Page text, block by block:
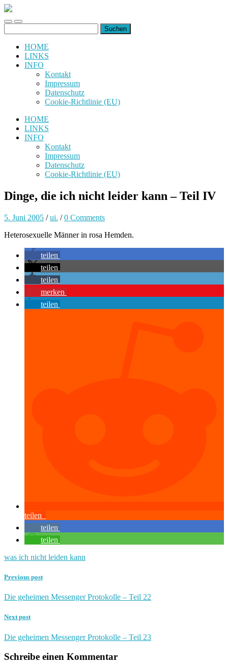
uiuiuiuiuiuiui.de
Toggle
mobile
Toggle
search
nach:
HOME
LINKS
INFO
Kontakt
Impressum
Datenschutz
Cookie-Richtlinie (EU)
HOME
LINKS
INFO
Kontakt
Impressum
Datenschutz
Cookie-Richtlinie (EU)
Dinge, die ich nicht leider kann – Teil IV
5. Juni 2005 /ui. /0 Comments
Heterosexuelle Männer in rosa Hemden.
teilen
teilen
teilen
merken
teilen
teilen
teilen
teilen
was ich nicht leiden kann
Previous post
Die geheimen Messenger Protokolle – Teil 22
Next post
Die geheimen Messenger Protokolle – Teil 23
Schreibe einen Kommentar